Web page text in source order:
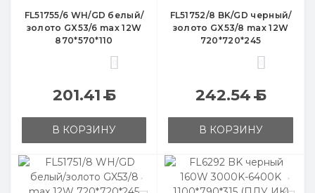
FL51755/6 WH/GD белый/
золото GX53/6 max 12W
870*570*110
201.41Б
В КОРЗИНУ
FL51752/8 BK/GD черный/
золото GX53/8 max 12W
720*720*245
242.54Б
В КОРЗИНУ